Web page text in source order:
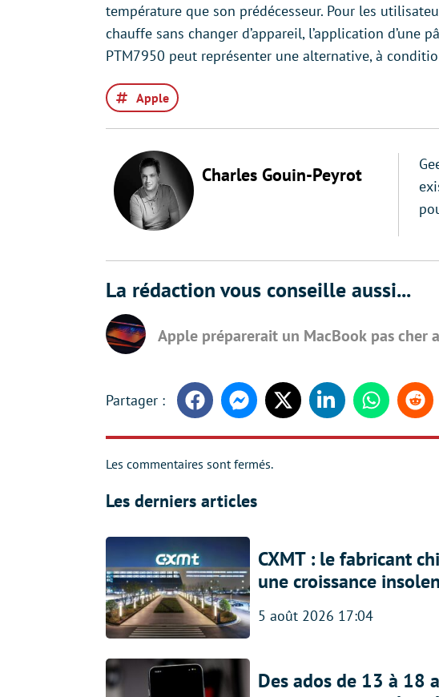
température que son prédécesseur. Pour les
chauffe sans changer d’appareil, l’application
PTM7950 peut représenter une alternative, à
Apple
Charles Gouin-Peyrot
La rédaction vous conseille aussi...
Apple préparerait un MacBook pas cher
FacebookMessengerTwitter LinkedinWhatsapp
Les commentaires sont fermés.
Les derniers articles
CXMT : le fabricant
une croissance
5 août 2026 17:04
Des ados de 13 à 18